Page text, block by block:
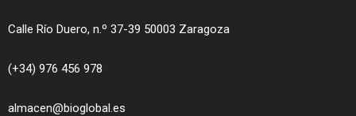
Calle Río Duero, n.º 37-39 50003 Zaragoza
(+34) 976 456 978
almacen@bioglobal.es